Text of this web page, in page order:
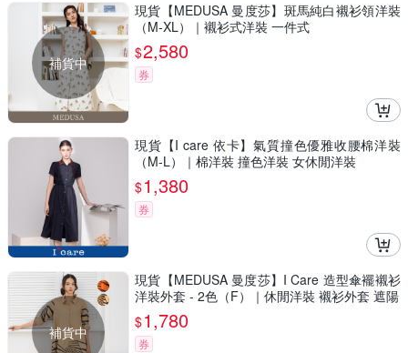
補貨中
現貨【MEDUSA 曼度莎】斑馬純白襯衫領洋裝
（M-XL）｜襯衫式洋裝 一件式
$2,580
券
現貨【I care 依卡】氣質撞色優雅收腰棉洋裝
（M-L）｜棉洋裝 撞色洋裝 女休閒洋裝
$1,380
券
補貨中
現貨【MEDUSA 曼度莎】I Care 造型傘襬襯衫
洋裝外套 - 2色（F）｜休閒洋裝 襯衫外套 遮陽
$1,780
券